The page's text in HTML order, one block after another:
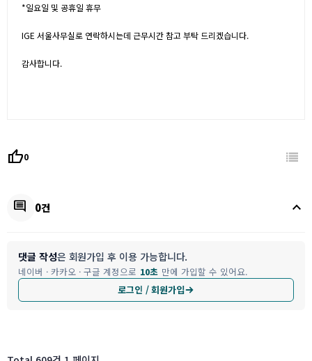
*일요일 및 공휴일 휴무
IGE 서울사무실로 연락하시는데 근무시간 참고 부탁 드리겠습니다.
감사합니다.
thumb_up0
comment 0건 keyboard_arrow_up
댓글 작성은 회원가입 후 이용 가능합니다.
네이버 · 카카오 · 구글 계정으로 10초 만에 가입할 수 있어요.
로그인 / 회원가입